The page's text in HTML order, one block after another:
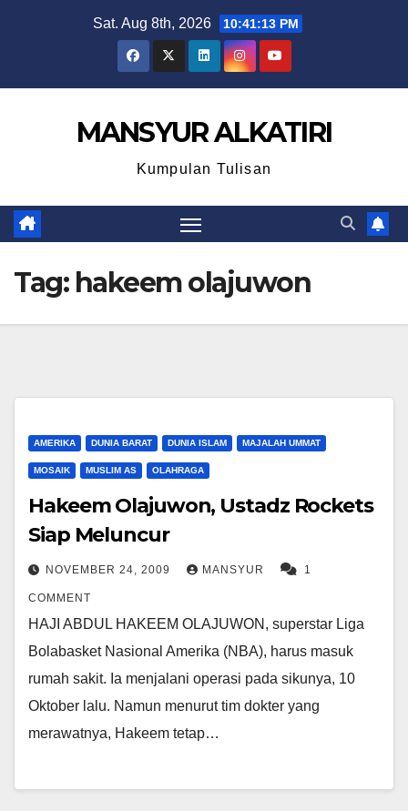
Sat. Aug 8th, 2026 10:41:13 PM
MANSYUR ALKATIRI
Kumpulan Tulisan
Tag: hakeem olajuwon
AMERIKA DUNIA BARAT DUNIA ISLAM MAJALAH UMMAT
MOSAIK MUSLIM AS OLAHRAGA
Hakeem Olajuwon, Ustadz Rockets
Siap Meluncur
NOVEMBER 24, 2009 MANSYUR 1
COMMENT
HAJI ABDUL HAKEEM OLAJUWON, superstar Liga
Bolabasket Nasional Amerika (NBA), harus masuk
rumah sakit. Ia menjalani operasi pada sikunya, 10
Oktober lalu. Namun menurut tim dokter yang
merawatnya, Hakeem tetap…